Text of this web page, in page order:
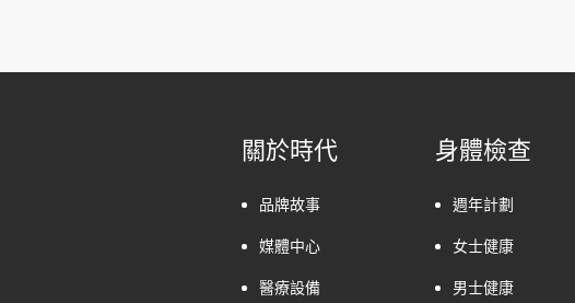
關於時代
品牌故事
媒體中心
醫療設備
身體檢查
週年計劃
女士健康
男士健康